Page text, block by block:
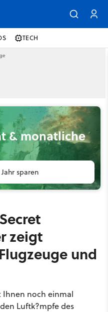
TECH
& monatliche
sparen
zeigt
und
Ihnen noch einmal
Luftk?mpfe des